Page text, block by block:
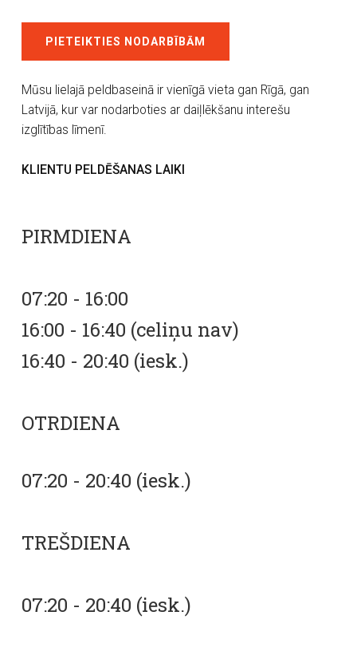
PIETEIKTIES NODARBĪBĀM
Mūsu lielajā peldbaseinā ir vienīgā vieta gan Rīgā, gan
Latvijā, kur var nodarboties ar daiļlēkšanu interešu
izglītības līmenī.
KLIENTU PELDĒŠANAS LAIKI
PIRMDIENA
07:20 - 16:00
16:00 - 16:40 (celiņu nav)
16:40 - 20:40 (iesk.)
OTRDIENA
07:20 - 20:40 (iesk.)
TREŠDIENA
07:20 - 20:40 (iesk.)